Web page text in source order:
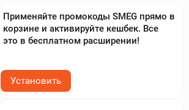
Применяйте промокоды SMEG прямо в
корзине и активируйте кешбек. Все
это в бесплатном расширении!
Установить